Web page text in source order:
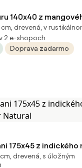
140x40 z
natural
cm, drevená, v
2 e-shopoch
Doprava zadarmo
175x45 z indického
Natural
drevená, s úložným